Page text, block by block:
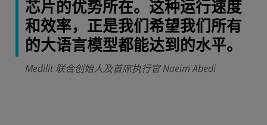
芯片的优势所在。这种运行速度
和效率，正是我们希望我们所有
的大语言模型都能达到的水平。
Medilit 联合创始人及首席执行官 Naeim Abedi